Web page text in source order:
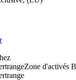
Zone d'activés